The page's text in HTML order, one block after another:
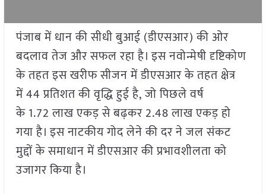
पंजाब में धान की सीधी बुआई (डीएसआर) की ओर
बदलाव तेज और सफल रहा है। इस नवोन्मेषी दृष्टिकोण
के तहत इस खरीफ सीजन में डीएसआर के तहत क्षेत्र
में 44 प्रतिशत की वृद्धि हुई है, जो पिछले वर्ष
के 1.72 लाख एकड़ से बढ़कर 2.48 लाख एकड़ हो
गया है। इस नाटकीय गोद लेने की दर ने जल संकट
मुद्दों के समाधान में डीएसआर की प्रभावशीलता को
उजागर किया है।